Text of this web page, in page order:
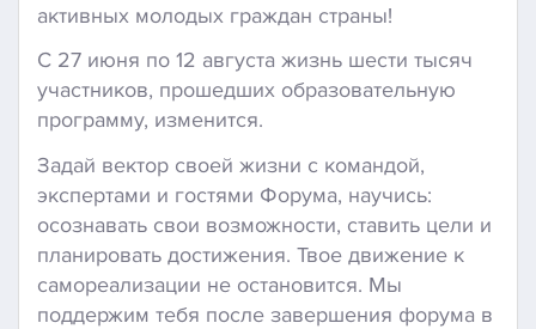
активных молодых граждан страны!
С 27 июня по 12 августа жизнь шести тысяч
участников, прошедших образовательную
программу, изменится.
Задай вектор своей жизни с командой,
экспертами и гостями Форума, научись:
осознавать свои возможности, ставить цели и
планировать достижения. Твое движение к
самореализации не остановится. Мы
поддержим тебя после завершения форума в